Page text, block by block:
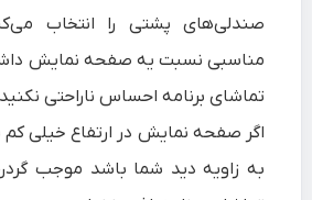
صندلی‌های پشتی را انتخاب
مناسبی نسبت یه صفحه نمایش
تماشای برنامه احساس ناراحتی
اگر صفحه نمایش در ارتفاع خیلی کم
به زاویه دید شما باشد موجب